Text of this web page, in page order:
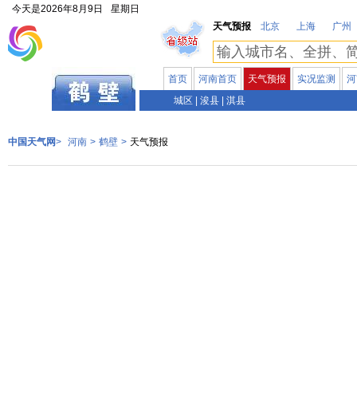
今天是2026年8月9日
星期日
天气预报
北京 上海 广州
首页 河南首页 天气预报 实况监测
城区
浚县 淇县
中国天气网> 河南 > 鹤壁 > 天气预报